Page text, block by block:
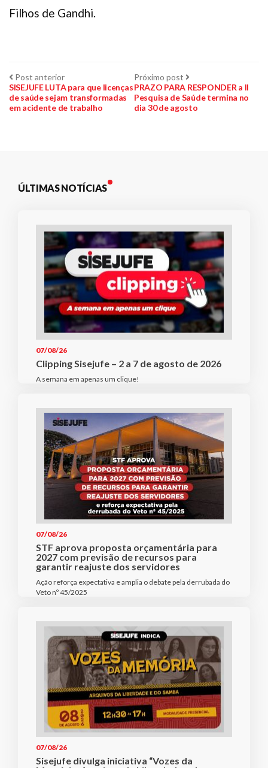
Filhos de Gandhi.
Navegação
de
Post anteriorPost
anterior:
SISEJUFE LUTA para que licenças
de saúde sejam transformadas
em acidente de trabalho
Próximo post Próximo
post:
PRAZO PARA RESPONDER a II
Pesquisa de Saúde termina no
dia 30 de agosto
ÚLTIMAS NOTÍCIAS
07/08/26
Clipping Sisejufe – 2 a 7 de agosto de 2026
A semana em apenas um clique!
07/08/26
STF aprova proposta orçamentária para
2027 com previsão de recursos para
garantir reajuste dos servidores
Ação reforça expectativa e amplia o debate pela derrubada do
Veto nº 45/2025
07/08/26
Sisejufe divulga iniciativa “Vozes da